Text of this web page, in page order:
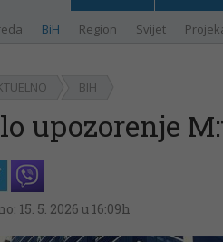
BiH Region Svijet
BIH
upozorenje
15. 5. 2026 u 16:09h